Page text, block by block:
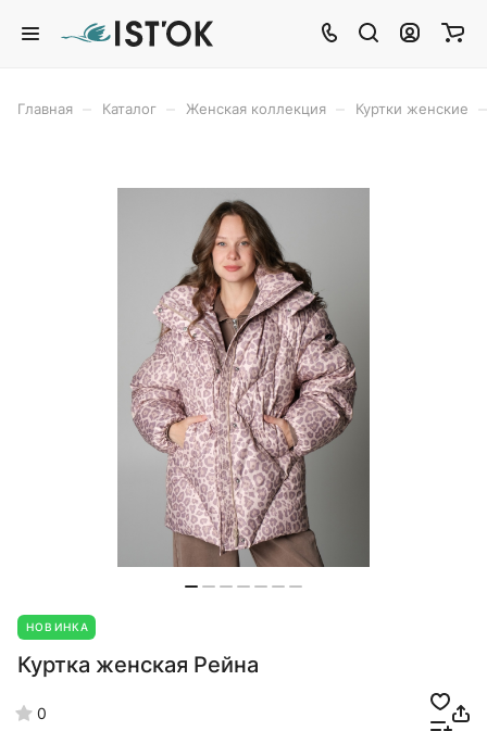
Главная Каталог Женская коллекция Куртки женские
НОВИНКА
Куртка женская Рейна
0